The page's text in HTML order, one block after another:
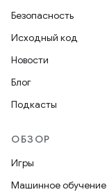
Безопасность
Исходный код
Новости
Блог
Подкасты
ОБЗОР
Игры
Машинное обучение